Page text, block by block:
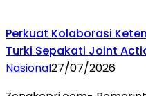
Perkuat Kolaborasi
Turki Sepakati Joint
Nasional27/07/2026